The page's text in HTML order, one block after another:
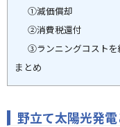
①減価償却
②消費税還付
③ランニングコストを
まとめ
野立て太陽光発電